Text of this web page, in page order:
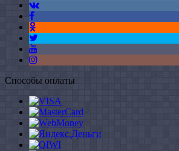
Способы оплаты